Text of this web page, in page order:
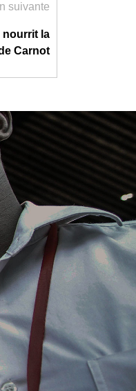
suivante
nourrit la
Carnot